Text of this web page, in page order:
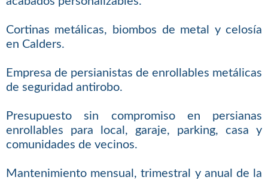
Cortinas metálicas, biombos de metal y celosía
en Calders.
Empresa de persianistas de enrollables metálicas
de seguridad antirobo.
Presupuesto sin compromiso en persianas
enrollables para local, garaje, parking, casa y
comunidades de vecinos.
Mantenimiento mensual, trimestral y anual de la